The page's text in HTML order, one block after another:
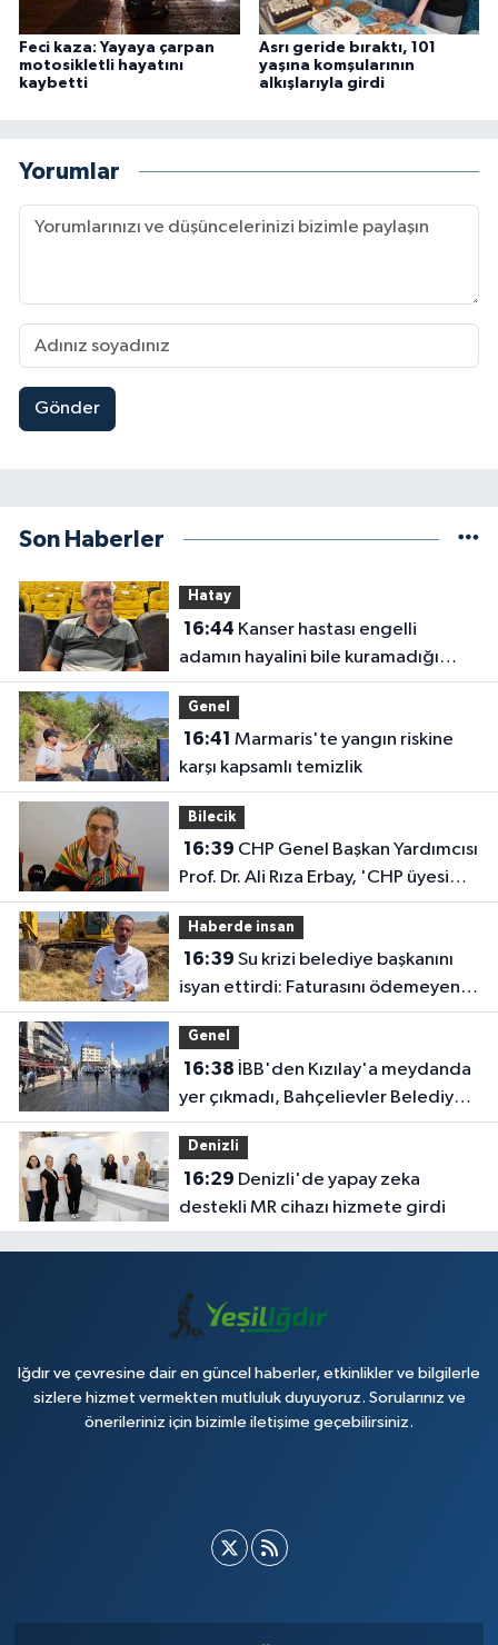
Feci kaza: Yayaya çarpan
motosikletli hayatını
kaybetti
Asrı geride bıraktı, 101
yaşına komşularının
alkışlarıyla girdi
Yorumlar
Gönder
Son Haberler
Hatay
16:44
adamın hayalini bile kuramadığı
evine kavuşunca döktüğü gözyaşı
duygulandırdı
Genel
16:41
karşı kapsamlı temizlik
Bilecik
16:39
Prof. Dr. Ali Rıza Erbay, 'CHP üyesi
olmak inanç ister, emek ister, yürek
ister'
Haberde insan
16:39
isyan ettirdi: Faturasını ödemeyen
vatandaşlara böyle seslendi
Genel
16:38
yer çıkmadı, Bahçelievler Belediyesi
yer tahsis etti
Denizli
16:29
destekli MR cihazı hizmete girdi
Iğdır ve çevresine dair en güncel haberler, etkinlikler ve bilgilerle
sizlere hizmet vermekten mutluluk duyuyoruz. Sorularınız ve
önerileriniz için bizimle iletişime geçebilirsiniz.